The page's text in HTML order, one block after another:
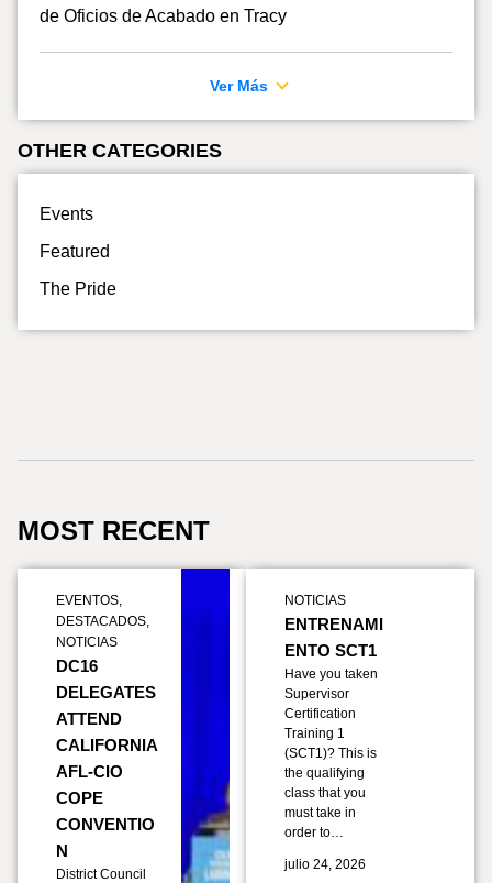
de Oficios de Acabado en Tracy
Ver Más
OTHER CATEGORIES
Events
Featured
The Pride
MOST RECENT
EVENTOS,
DESTACADOS,
NOTICIAS
DC16
DELEGATES
ATTEND
CALIFORNIA
AFL-CIO
COPE
CONVENTIO
N
District Council
NOTICIAS
ENTRENAMI
ENTO SCT1
Have you taken
Supervisor
Certification
Training 1
(SCT1)? This is
the qualifying
class that you
must take in
order to…
julio 24, 2026